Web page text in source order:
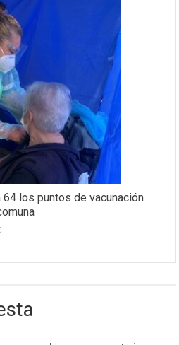
64 los puntos de vacunación